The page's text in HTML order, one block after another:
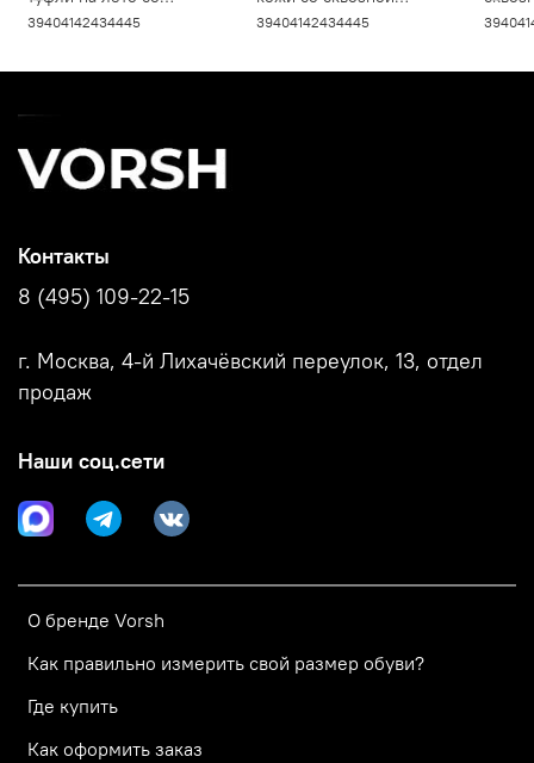
сквозной перфорацией,
39404142434445
перфорацией, черные
39404142434445 394041
О бренде Vorsh
Как правильно измерить свой размер обуви?
Где купить
Как оформить заказ
Контакты
8 (495) 109-22-15
г. Москва, 4-й Лихачёвский переулок, 13, отдел
продаж
Наши соц.сети